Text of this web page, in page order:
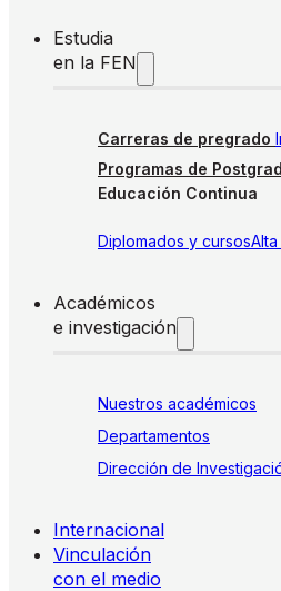
Estudia
en la FEN
Carreras de pregrado
Programas de
Educación Continua
Diplomados y cursos
Académicos
e investigación
Nuestros académicos
Departamentos
Dirección de
Internacional
Vinculación
con el medio